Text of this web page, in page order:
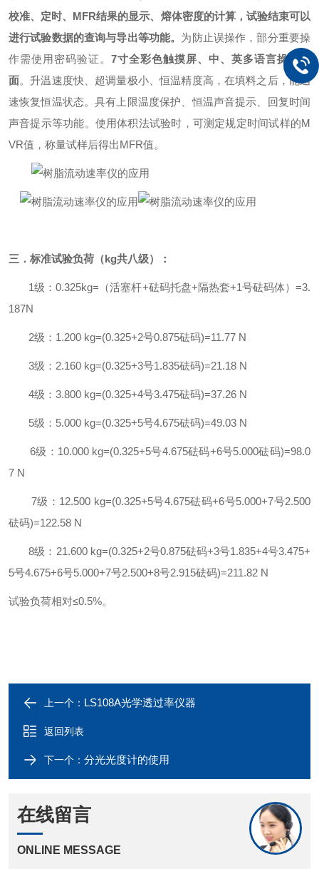
校准、定时、 MFR结果的显示、熔体密度的计算，试验结束可以
进行试验数据的查询与导出等功能。 为防止误操作，部分重要操
作需使用密码验证。 7寸全彩色触摸屏、中、英多语言操作界
面。升温速度快、超调量极小、恒温精度高，在填料之后，能迅
速恢复恒温状态。具有上限温度保护、恒温声音提示、回复时间
声音提示等功能。使用体积法试验时，可测定规定时间试样的M
VR值，称量试样后得出MFR值。
三．标准试验负荷（kg共八级）：
1级：0.325kg= （活塞杆+砝码托盘+隔热套+1号砝码体）=3.
187N
2级： 1.200 kg=(0.325+2号0.875砝码)=11.77 N
3级： 2.160 kg=(0.325+3号1.835砝码)=21.18 N
4级： 3.800 kg=(0.325+4号3.475砝码)=37.26 N
5级： 5.000 kg=(0.325+5号4.675砝码)=49.03 N
6级： 10.000 kg=(0.325+5号4.675砝码+6号5.000砝码)=98.0
7 N
7级： 12.500 kg=(0.325+5号4.675砝码+6号5.000+7号2.500
砝码)=122.58 N
8级： 21.600 kg=(0.325+2号0.875砝码+3号1.835+4号3.475+
5号4.675+6号5.000+7号2.500+8号2.915砝码)=211.82 N
试验负荷相对≤0.5%。
上一个： LS108A光学透过率仪器
返回列表
下一个： 分光光度计的使用
在线留言
ONLINE MESSAGE